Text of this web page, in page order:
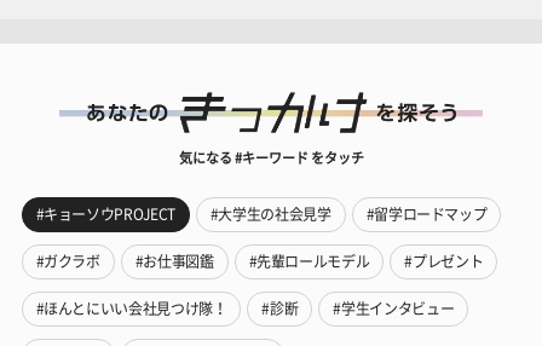
気になる #キーワード をタッチ
#キョーソウPROJECT #大学生の社会見学 #留学ロードマップ
#ガクラボ #お仕事図鑑 #先輩ロールモデル #プレゼント
#ほんとにいい会社見つけ隊！ #診断 #学生インタビュー